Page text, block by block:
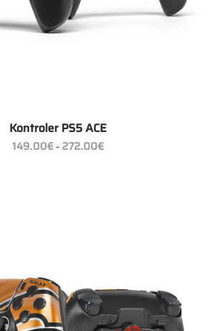
Kontroler PS5 ACE
149.00€– 272.00€Zakres
cen: